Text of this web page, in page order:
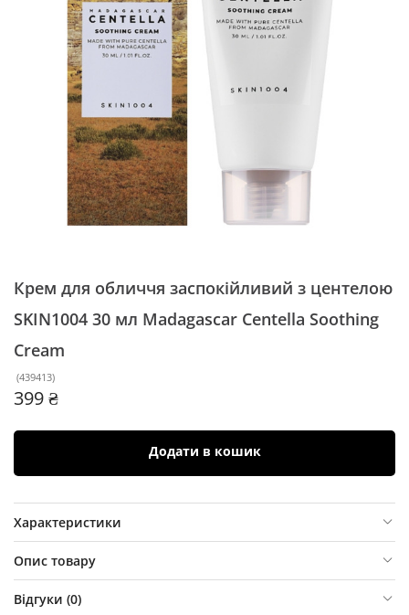
Крем для обличчя заспокійливий з центелою
SKIN1004 30 мл Madagascar Centella Soothing
Cream
(439413)
399 ₴
Додати в кошик
Характеристики
Опис товару
Відгуки (0)